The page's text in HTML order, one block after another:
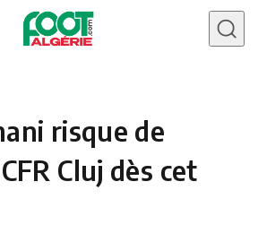
risque de
Cluj dès cet